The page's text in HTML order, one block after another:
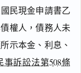
民現金申請書乙
權人，債務人未
示本金、利息、
事訴訟法第508條